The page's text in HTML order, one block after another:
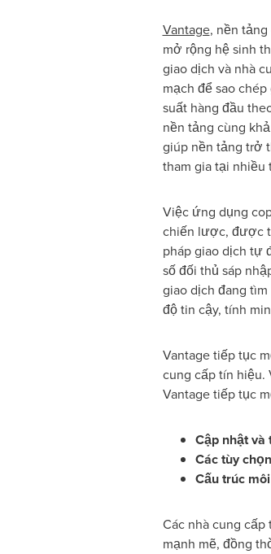
Vantage, nền
mở rộng hệ sinh
giao dịch và nhà
mạch để sao
suất hàng đầu
nền tảng cùng
giúp nền tảng trở
tham gia tại
Việc ứng dụng
chiến lược, được
pháp giao dịch tự
số đối thủ sáp
giao dịch đang
độ tin cậy, tính
Vantage tiếp tục
cung cấp tín hiệu.
Vantage tiếp tục
Cập nhật và
Các tùy
Cấu trúc
Các nhà cung
mạnh mẽ, đồng